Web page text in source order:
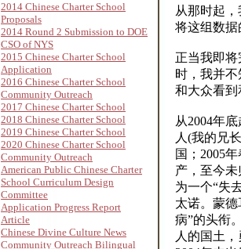
2014 Chinese Charter School
Proposals
2014 Round 2 Submission to DOE
CSO of NYS
2015 Chinese Charter School
Application
2016 Chinese Charter School
Community Outreach
2017 Chinese Charter School
2018 Chinese Charter School
2019 Chinese Charter School
2020 Chinese Charter School
Community Outreach
American Public Chinese Charter
School Curriculum Design
Committee
Application Progress Report
Article
Chinese Divine Culture News
Community Outreach Bilingual
从那时起
将这组数
正当我即
时，我并
和大众看
从2004年
人(我的兄
国；2005
产，至今
为一个“失
太诺。蒙
病”的头衔
人的国土